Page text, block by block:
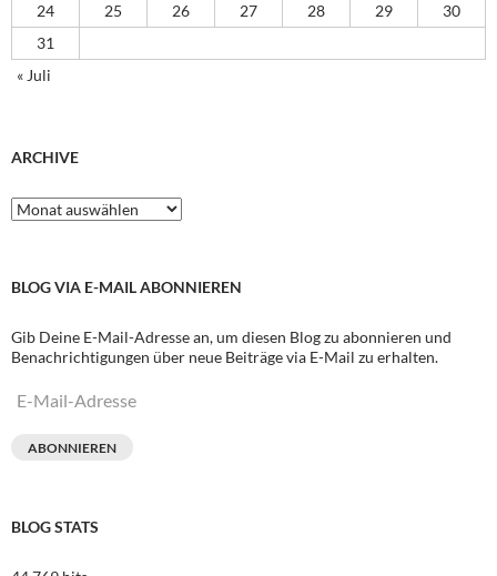
24
25 26 27 28 29
30
31
« Juli
ARCHIVE
Archive
BLOG VIA E-MAIL ABONNIEREN
Gib Deine E-Mail-Adresse an, um diesen Blog zu abonnieren und
Benachrichtigungen über neue Beiträge via E-Mail zu erhalten.
E-
ABONNIEREN
BLOG STATS